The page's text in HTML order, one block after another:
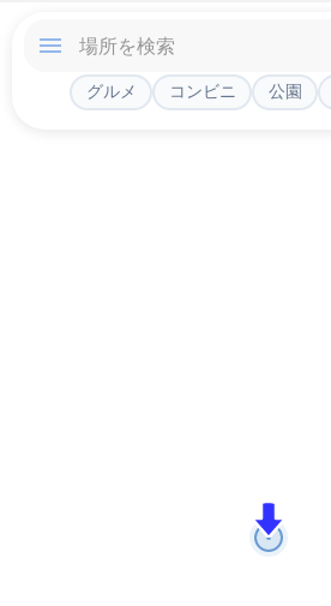
グルメ コンビニ 公園